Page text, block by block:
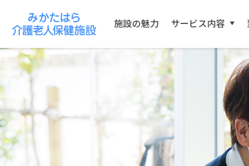
施設の魅力 サービス内容